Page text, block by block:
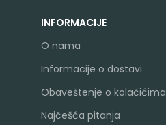
INFORMACIJE
O nama
Informacije o dostavi
Obaveštenje o kolačićima
Najčešća pitanja